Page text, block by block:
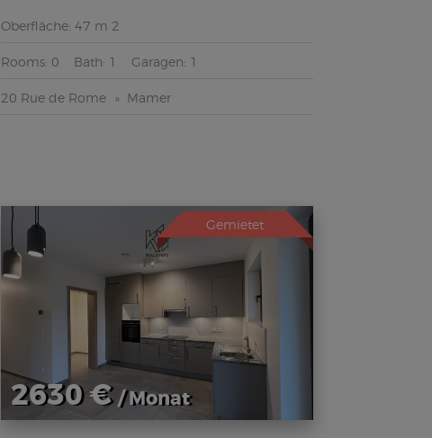
Oberfläche: 47 m 2
Rooms: 0 Bath: 1 Garagen: 1
20 Rue de Rome Mamer
Gemietet
2630 €/ Monat